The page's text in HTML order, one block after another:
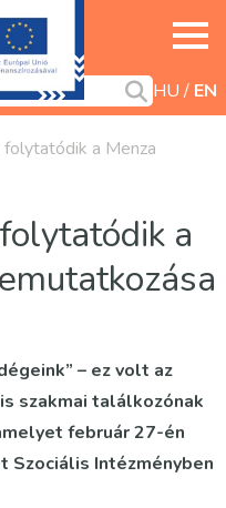
HU EN
folytatódik a Menza
a
– ez volt az
szakmai találkozónak
február 27-én
Szociális Intézményben